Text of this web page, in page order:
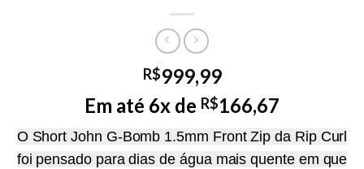
R$999,99
Em até 6x de R$166,67
O Short John G-Bomb 1.5mm Front Zip da Rip Curl
foi pensado para dias de água mais quente em que